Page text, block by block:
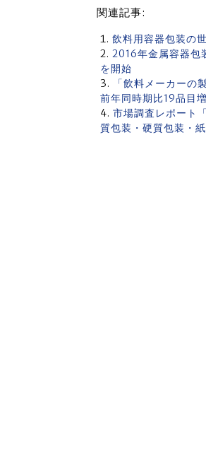
関連記事:
飲料用容器包装の
2016年金属容器包
を開始
「飲料メーカー
前年同時期比19品目
市場調査レポート
質包装・硬質包装・